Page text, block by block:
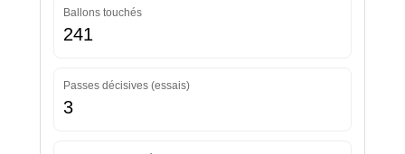
Ballons touchés
241
Passes décisives (essais)
3